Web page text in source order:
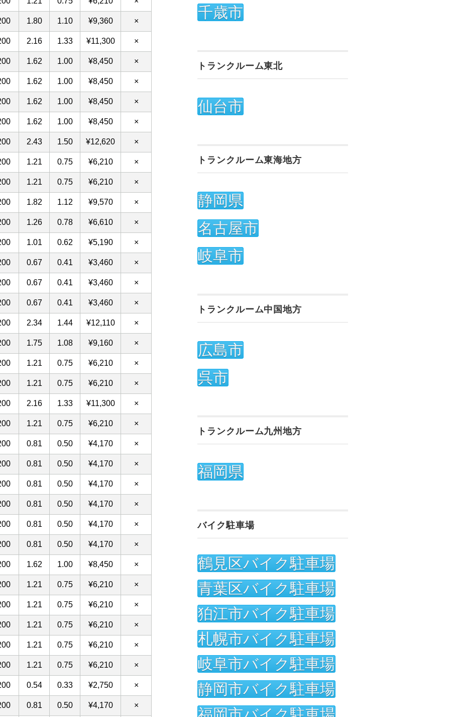
千歳市
トランクルーム東北
仙台市
トランクルーム東海地方
静岡県
名古屋市
岐阜市
トランクルーム中国地方
広島市
呉市
トランクルーム九州地方
福岡県
バイク駐車場
鶴見区バイク駐車場
青葉区バイク駐車場
狛江市バイク駐車場
札幌市バイク駐車場
岐阜市バイク駐車場
静岡市バイク駐車場